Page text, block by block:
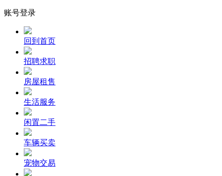
账号登录
回到首页
招聘求职
房屋租售
生活服务
闲置二手
车辆买卖
宠物交易